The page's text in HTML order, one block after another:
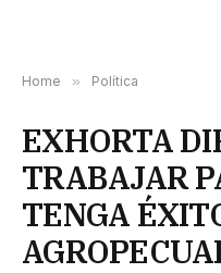
Home » Política
EXHORTA
TRABAJAR
TENGA